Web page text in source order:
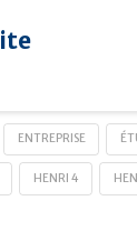
ENTREPRISE
HENRI 4